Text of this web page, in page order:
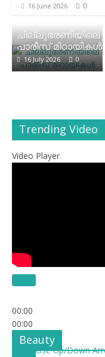
16 June 2026 0
ചില്ലുഭരണിയിലെ
പാരീസ് മിഠായികള്‍
16 July 2026 0
Trending Video
Video Player
00:00
00:00
53:26
Use Up/Down
Beauty